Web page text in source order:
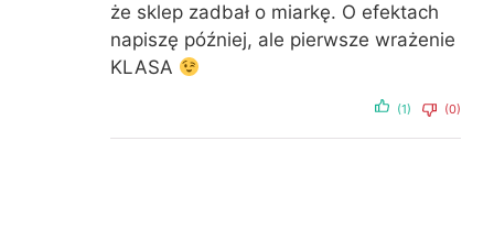
że sklep zadbał o miarkę. O efektach
napiszę później, ale pierwsze wrażenie
KLASA
(1) (0)